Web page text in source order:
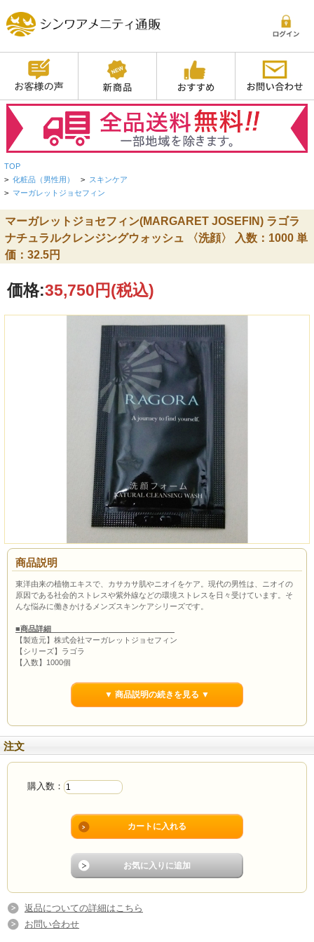
TOP
> 化粧品（男性用） > スキンケア
> マーガレットジョセフィン
マーガレットジョセフィン(MARGARET JOSEFIN) ラゴラ
ナチュラルクレンジングウォッシュ 〈洗顔〉 入数：1000 単
価：32.5円
価格:35,750円(税込)
商品説明
東洋由来の植物エキスで、カサカサ肌やニオイをケア。現代の男性は、ニオイの
原因である社会的ストレスや紫外線などの環境ストレスを日々受けています。そ
んな悩みに働きかけるメンズスキンケアシリーズです。
■商品詳細
【製造元】株式会社マーガレットジョセフィン
【シリーズ】ラゴラ
【入数】1000個
無料提供品が付属する商品について
れる方はご相談ください
▼ 商品説明の続きを見る ▼
注文
購入数：
返品についての詳細はこちら
お問い合わせ